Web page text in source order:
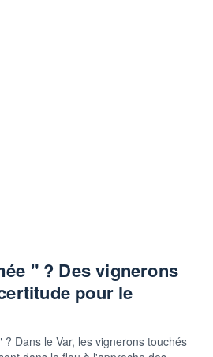
" ? Des vignerons
pour le
Dans le Var, les vignerons touchés